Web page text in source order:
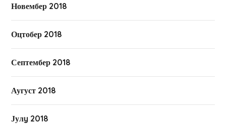
Новембер 2018
Оцтобер 2018
Септембер 2018
Аугуст 2018
Јулy 2018